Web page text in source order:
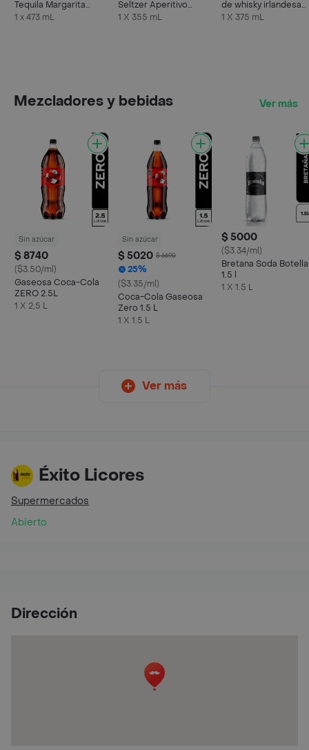
Tequila Margarita
Mango
1 x 473 mL
Seltzer Aperitivo
Sabor Frambuesa y
1 X 355 mL
de whisky irlandesa
375 ml
1 X 375 mL
Mezcladores y bebidas Ver más
Sin azúcar
$ 8740
($3.50/ml)
Gaseosa Coca-Cola
ZERO 2.5L
1 X 2,5 L
Sin azúcar
$ 5020 $ 6690
25%
($3.35/ml)
Coca-Cola Gaseosa
Zero 1.5 L
1 X 1.5 L
$ 5000
($3.34/ml)
Bretana Soda Botella
1.5 l
1 X 1.5 L
Ver más
Éxito Licores
Supermercados
Abierto
Dirección